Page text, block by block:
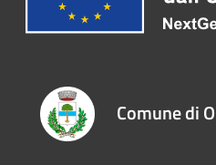
Comune di